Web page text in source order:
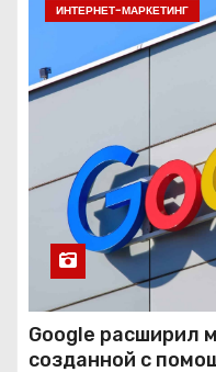
ИНТЕРНЕТ-МАРКЕТИНГ
Google расширил
созданной с